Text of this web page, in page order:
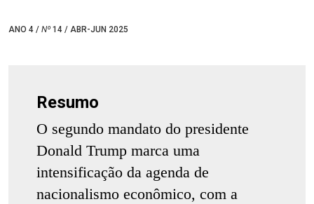
ANO 4 / Nº 14 / ABR-JUN 2025
Resumo
O segundo mandato do presidente
Donald Trump marca uma
intensificação da agenda de
nacionalismo econômico, com a